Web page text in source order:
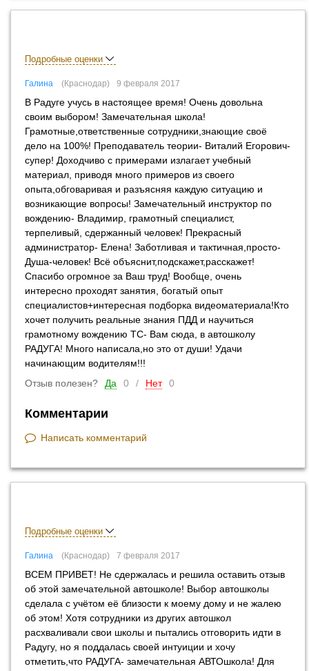
Подробные оценки
Галина Краснодар 9 февраля 2017
В Радуге учусь в настоящее время! Очень довольна
своим выбором! Замечательная школа!
Грамотные,ответственные сотрудники,знающие своё
дело на 100%! Преподаватель теории- Виталий Егорович-
супер! Доходчиво с примерами излагает учебный
материал, приводя много примеров из своего
опыта,обговаривая и разъясняя каждую ситуацию и
возникающие вопросы! Замечательный инструктор по
вождению- Владимир, грамотный специалист,
терпеливый, сдержанный человек! Прекрасный
администратор- Елена! Заботливая и тактичная,просто-
Душа-человек! Всё объяснит,подскажет,расскажет!
Спасибо огромное за Ваш труд! Вообще, очень
интересно проходят занятия, богатый опыт
специалистов+интересная подборка видеоматериала!Кто
хочет получить реальные знания ПДД и научиться
грамотному вождению ТС- Вам сюда, в автошколу
РАДУГА! Много написала,но это от души! Удачи
начинающим водителям!!!
Отзыв полезен?
Да 0 / Нет 0
Комментарии
Написать комментарий
Подробные оценки
Галина Краснодар 7 февраля 2017
ВСЕМ ПРИВЕТ! Не сдержалась и решила оставить отзыв
об этой замечательной автошколе! Выбор автошколы
сделала с учётом её близости к моему дому и не жалею
об этом! Хотя сотрудники из других автошкол
расхваливали свои школы и пытались отговорить идти в
Радугу, но я поддалась своей интуиции и хочу
отметить,что РАДУГА- замечательная АВТОшкола! Для